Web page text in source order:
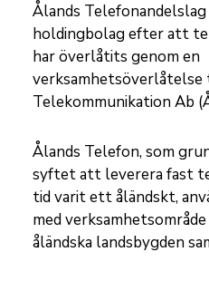
Ålands
holdingbolag efter att
har överlåtits genom en
verksamhetsöverlåtelse
Telekommunikation Ab
Ålands Telefon, som
syftet att leverera fast
tid varit ett åländskt,
med
åländska landsbygden